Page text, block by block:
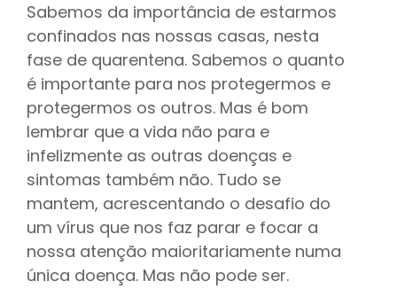
Sabemos da importância de estarmos
confinados nas nossas casas, nesta
fase de quarentena. Sabemos o quanto
é importante para nos protegermos e
protegermos os outros. Mas é bom
lembrar que a vida não para e
infelizmente as outras doenças e
sintomas também não. Tudo se
mantem, acrescentando o desafio do
um vírus que nos faz parar e focar a
nossa atenção maioritariamente numa
única doença. Mas não pode ser.